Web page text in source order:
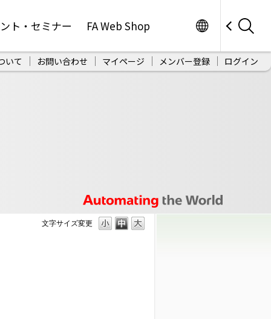
ト・セミナー FA Web Shop
いて お問い合わせ マイページ メンバー登録 ログイン
文字サイズ変更